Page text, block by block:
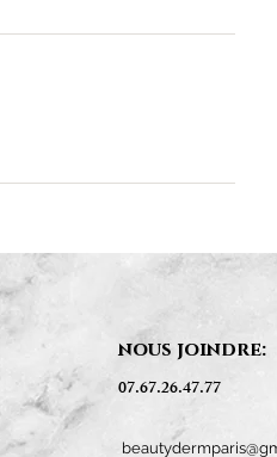
nous joindre:
07.67.26.47.77